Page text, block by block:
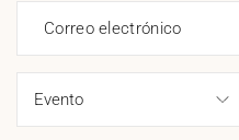
Correo electrónico